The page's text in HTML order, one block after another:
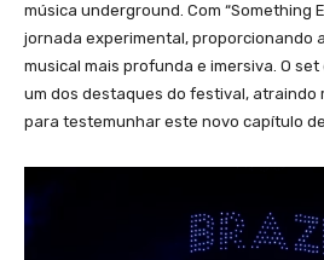
música underground. Com “Something
jornada experimental, proporcionando
musical mais profunda e imersiva. O
um dos destaques do festival, atraindo
para testemunhar este novo capítulo